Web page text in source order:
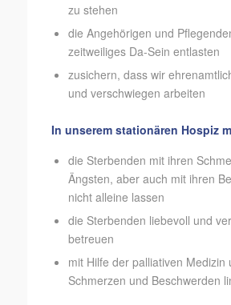
zu stehen
die Angehörigen und
zeitweiliges Da-Sein entlasten
zusichern, dass wir
und verschwiegen arbeiten
In unserem stationären Hospiz
die Sterbenden mit ihren
Ängsten, aber auch mit ihren
nicht alleine lassen
die Sterbenden liebevoll und
betreuen
mit Hilfe der palliativen Medizin
Schmerzen und Beschwerden